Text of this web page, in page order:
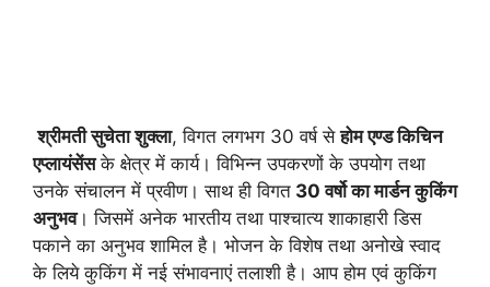
श्रीमती सुचेता शुक्ला, विगत लगभग 30 वर्ष सेहोम एण्ड किचिन
एप्लायंसेंसके क्षेत्र में कार्य। विभिन्न उपकरणों के उपयोग तथा
उनके संचालन में प्रवीण। साथ ही विगत 30 वर्षो का मार्डन कुकिंग
अनुभव। जिसमें अनेक भारतीय तथा पाश्चात्य शाकाहारी डिस
पकाने का अनुभव शामिल है। भोजन के विशेष तथा अनोखे स्वाद
के लिये कुकिंग में नई संभावनाएं तलाशी है। आप होम एवं कुकिंग